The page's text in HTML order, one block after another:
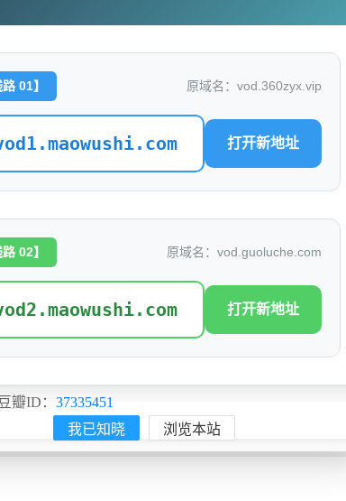
名：
否完结：0
区： 日本
言：日语
签：
本渡枫 / 岛崎信长 / 和泉风花 / 铃木实里 / 橘杏咲
豆瓣ID： 37335451
路 01】 原域名：vod.360zyx.vip
打开新地址
路 02】 原域名：vod.guoluche.com
打开新地址
我已知晓 浏览本站